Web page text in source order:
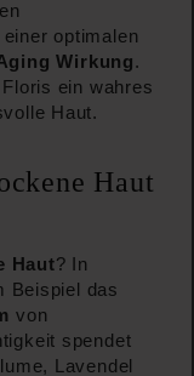
optimalen
Wirkung.
ein wahres
Haut.
Haut
Haut? In
Beispiel das
von
spendet
Lavendel